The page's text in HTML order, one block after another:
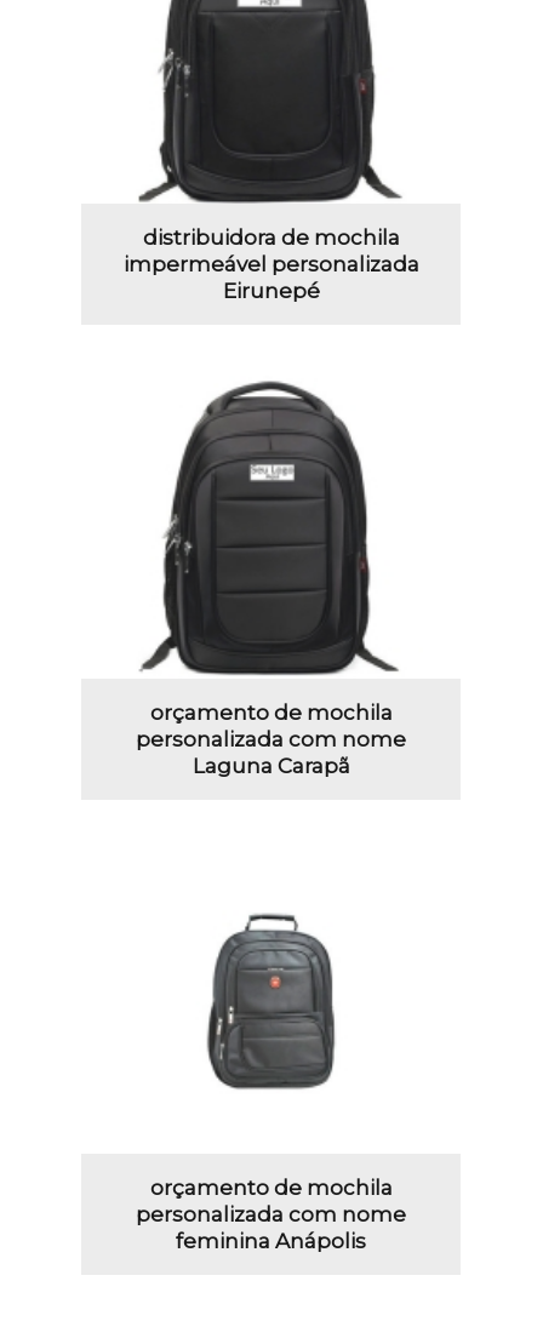
distribuidora de mochila
impermeável personalizada
Eirunepé
orçamento de mochila
personalizada com nome
Laguna Carapã
orçamento de mochila
personalizada com nome
feminina Anápolis